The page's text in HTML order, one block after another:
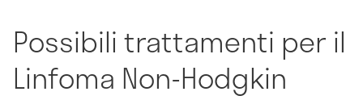
Possibili trattamenti per il
Linfoma Non-Hodgkin